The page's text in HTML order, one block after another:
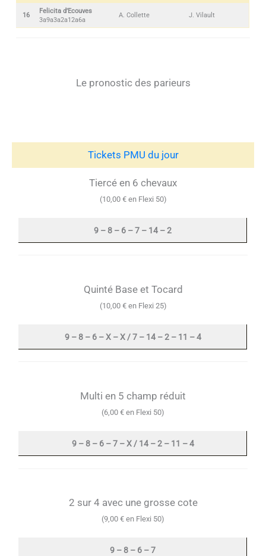
16
Felicita d’Ecouves
3a9a3a2a12a6a
A. Collette J. Vilault
Le pronostic des parieurs
Tickets PMU du jour
Tiercé en 6 chevaux
(10,00 € en Flexi 50)
9 – 8 – 6 – 7 – 14 – 2
Quinté Base et Tocard
(10,00 € en Flexi 25)
9 – 8 – 6 – X – X / 7 – 14 – 2 – 11 – 4
Multi en 5 champ réduit
(6,00 € en Flexi 50)
9 – 8 – 6 – 7 – X / 14 – 2 – 11 – 4
2 sur 4 avec une grosse cote
(9,00 € en Flexi 50)
9 – 8 – 6 – 7